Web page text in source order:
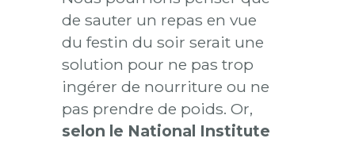
de sauter un repas en vue
du festin du soir serait une
solution pour ne pas trop
ingérer de nourriture ou ne
pas prendre de poids. Or,
selon le National Institute